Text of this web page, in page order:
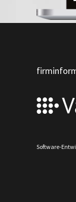
Software-